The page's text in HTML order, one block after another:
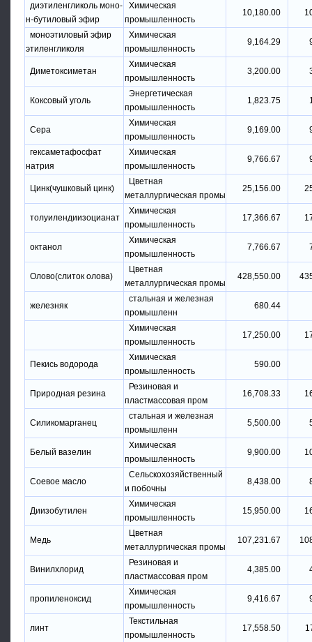
диэтиленгликоль моно-
н-бутиловый эфир
Химическая
промышленность
10,180.00
моноэтиловый эфир
этиленгликоля
Химическая
промышленность
9,164.29
Диметоксиметан
Химическая
промышленность
3,200.00
Коксовый уголь
Энергетическая
промышленность
1,823.75
Сера
Химическая
промышленность
9,169.00
гексаметафосфат
натрия
Химическая
промышленность
9,766.67
Цинк(чушковый цинк)
Цветная
металлургическая промы
25,156.00
толуилендиизоцианат
Химическая
промышленность
17,366.67
октанол
Химическая
промышленность
7,766.67
Олово(слиток олова)
Цветная
металлургическая промы
428,550.00
железняк
стальная и железная
промышленн
680.44
Химическая
промышленность
17,250.00
Пекись водорода
Химическая
промышленность
590.00
Природная резина
Резиновая и
пластмассовая пром
16,708.33
Силикомарганец
стальная и железная
промышленн
5,500.00
Белый вазелин
Химическая
промышленность
9,900.00
Соевое масло
Сельскохозяйственный
и побочны
8,438.00
Диизобутилен
Химическая
промышленность
15,950.00
Медь
Цветная
металлургическая промы
107,231.67
Винилхлорид
Резиновая и
пластмассовая пром
4,385.00
пропиленоксид
Химическая
промышленность
9,416.67
линт
Текстильная
промышленность
17,558.50